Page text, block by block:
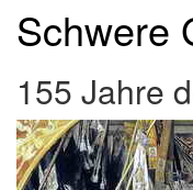
Schwere
155 Jahre